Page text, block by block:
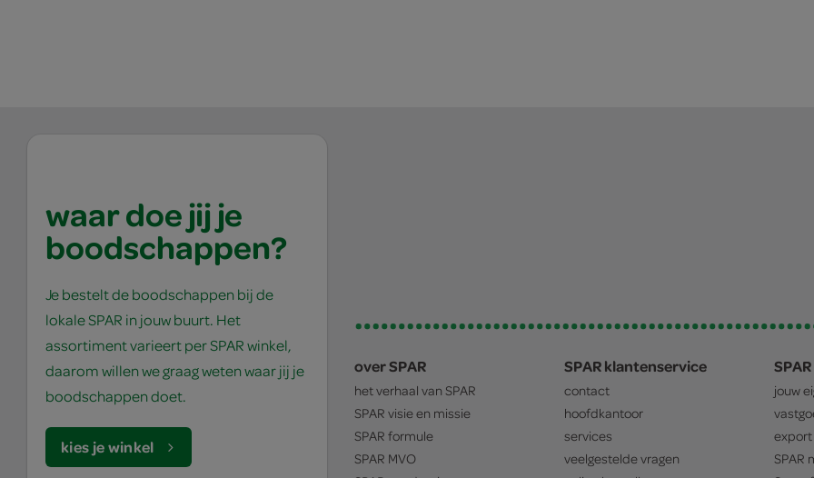
waar doe jij je
boodschappen?
Je bestelt de boodschappen bij de
lokale SPAR in jouw buurt. Het
assortiment varieert per SPAR winkel,
daarom willen we graag weten waar jij je
boodschappen doet.
kies je winkel
over SPAR
het verhaal van SPAR
SPAR visie en missie
SPAR formule
SPAR MVO
SPAR klantenservice
contact
hoofdkantoor
services
veelgestelde vragen
jouw
export
SPAR